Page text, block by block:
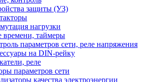
защиты (УЗ)
нагрузки
времени, таймеры
параметров сети, реле напряжения
на DIN-рейку
реле
параметров сети
качества электроэнергии